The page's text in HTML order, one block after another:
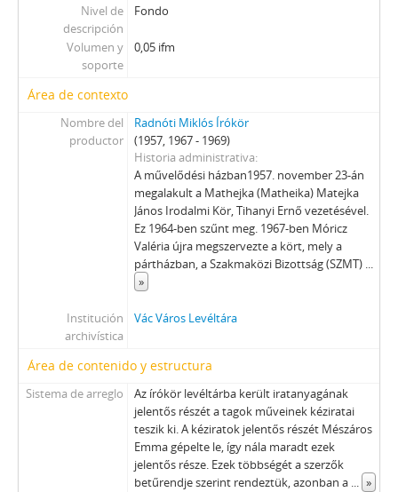
Nivel de
descripción
Fondo
Volumen y
soporte
0,05 ifm
Área de contexto
Nombre del
productor
Radnóti Miklós Írókör
(1957, 1967 - 1969)
Historia administrativa
A művelődési házban1957. november 23-án
megalakult a Mathejka (Matheika) Matejka
János Irodalmi Kör, Tihanyi Ernő vezetésével.
Ez 1964-ben szűnt meg. 1967-ben Móricz
Valéria újra megszervezte a kört, mely a
pártházban, a Szakmaközi Bizottság (SZMT) ...
»
Institución
archivística
Vác Város Levéltára
Área de contenido y estructura
Sistema de arreglo
Az írókör levéltárba került iratanyagának
jelentős részét a tagok műveinek kéziratai
teszik ki. A kéziratok jelentős részét Mészáros
Emma gépelte le, így nála maradt ezek
jelentős része. Ezek többségét a szerzők
betűrendje szerint rendeztük, azonban a ... »